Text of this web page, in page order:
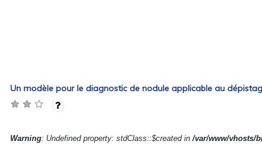
Un modèle pour le diagnostic de nodule applicable au
Warning: Undefined property: stdClass::$created in /var/www/vhosts/